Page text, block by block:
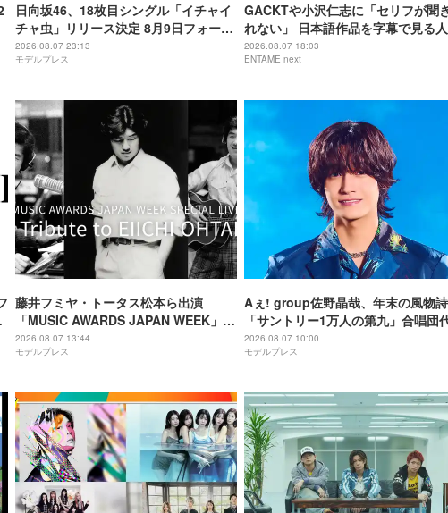
日向坂46、18枚目シングル「イチャイ
チャ虫」リリース決定 8月9日フォーメ
ーション発表へ
2026.08.07 23:13
モデルプレス
GACKTや小沢仁志に「セリフが聞
れない」 日本語作品を字幕で見る
増えている背景
2026.08.07 18:03
ENTAME next
藤井フミヤ・トータス松本ら出演
「MUSIC AWARDS JAPAN WEEK」人
気2公演、Leminoで配信決定
2026.08.07 13:44
モデルプレス
Aぇ! group佐野晶哉、年末の風物詩
「サントリー1万人の第九」合唱団
に就任 3か月のレッスン経て本番に臨
む
2026.08.07 10:00
モデルプレス